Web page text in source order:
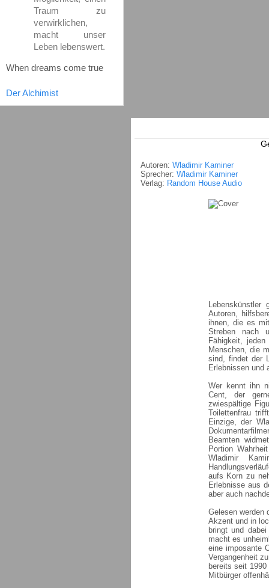
Traum zu
verwirklichen,
macht unser
Leben lebenswert.
When dreams come true
Der Alchimist
Autoren: Wladimir Kaminer
Sprecher: Wladimir Kaminer
Verlag: Random House Audio
Autoren,
ihnen, die es
Streben nach
Fähigkeit,
Menschen, die
sind, findet der
Erlebnissen und
Wer kennt ihn
Cent, der
zwiespältige
Toilettenfrau
Einzige, der
Beamten
Portion
Wladimir
aufs Korn zu
Erlebnisse aus
aber auch
Gelesen werden
Akzent und in
bringt und
macht es
eine imposante
Vergangenheit
bereits seit
Mitbürger